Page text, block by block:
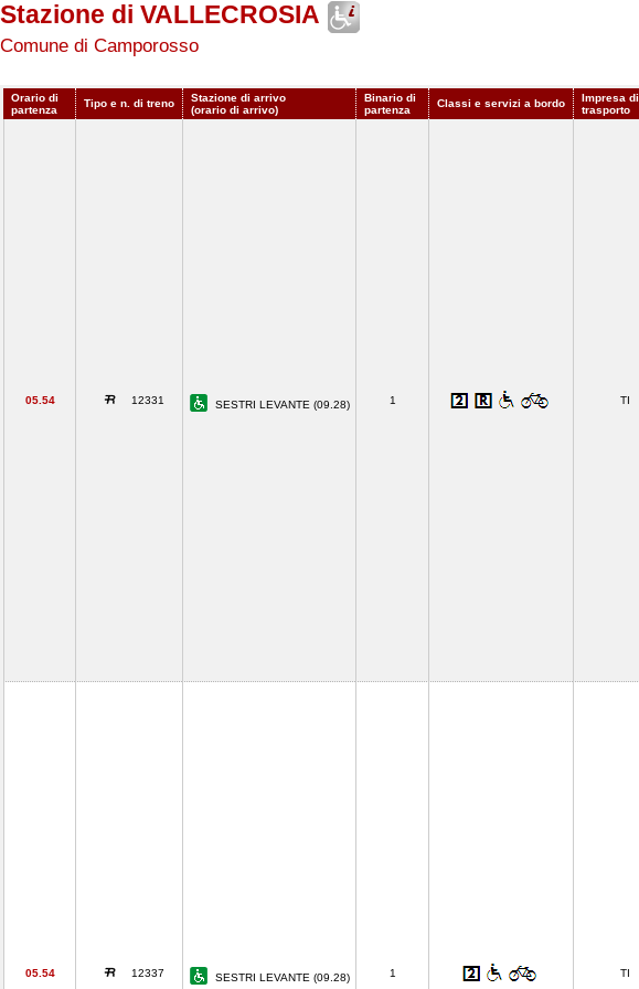
Stazione di VALLECROSIA
Comune di Camporosso
Orario di
partenza
Tipo e n. di treno
Stazione di arrivo
(orario di arrivo)
Binario di
partenza
Classi e servizi a bordo
Impresa di
trasporto
05.54 12331 SESTRI LEVANTE (09.28) 1 TI
05.54 12337 SESTRI LEVANTE (09.28) 1 TI